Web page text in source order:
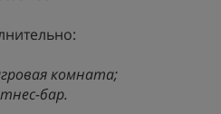
комната;
бар.